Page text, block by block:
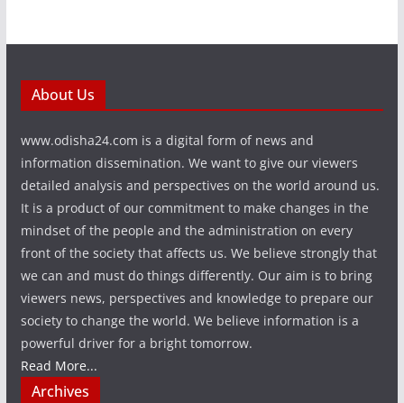
About Us
www.odisha24.com is a digital form of news and
information dissemination. We want to give our viewers
detailed analysis and perspectives on the world around us.
It is a product of our commitment to make changes in the
mindset of the people and the administration on every
front of the society that affects us. We believe strongly that
we can and must do things differently. Our aim is to bring
viewers news, perspectives and knowledge to prepare our
society to change the world. We believe information is a
powerful driver for a bright tomorrow.
Read More...
Archives